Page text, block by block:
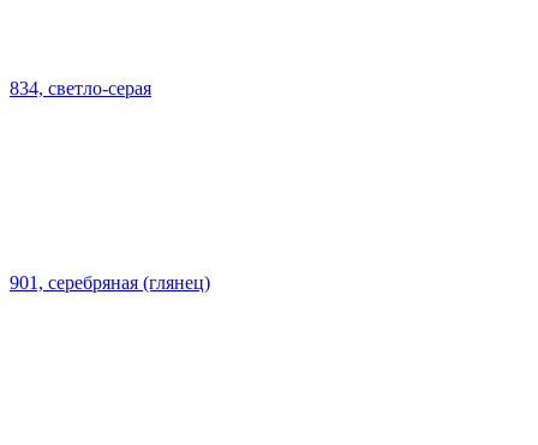
834, светло-серая
901, серебряная (глянец)